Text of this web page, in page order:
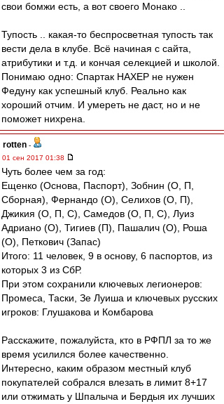
свои бомжи есть, а вот своего Монако ..
Тупость .. какая-то беспросветная тупость так
вести дела в клубе. Всё начиная с сайта,
атрибутики и т.д. и кончая селекцией и школой.
Понимаю одно: Спартак НАХЕР не нужен
Федуну как успешный клуб. Реально как
хороший отчим. И умереть не даст, но и не
поможет нихрена.
rotten -
01 сен 2017 01:38
Чуть более чем за год:
Ещенко (Основа, Паспорт), Зобнин (О, П,
Сборная), Фернандо (О), Селихов (О, П),
Джикия (О, П, С), Самедов (О, П, С), Луиз
Адриано (О), Тигиев (П), Пашалич (О), Роша
(О), Петкович (Запас)
Итого: 11 человек, 9 в основу, 6 паспортов, из
которых 3 из СбР.
При этом сохранили ключевых легионеров:
Промеса, Таски, Зе Луиша и ключевых русских
игроков: Глушакова и Комбарова
Расскажите, пожалуйста, кто в РФПЛ за то же
время усилился более качественно.
Интересно, каким образом местный клуб
покупателей собрался влезать в лимит 8+17
или отжимать у Шпалыча и Бердыя их лучших